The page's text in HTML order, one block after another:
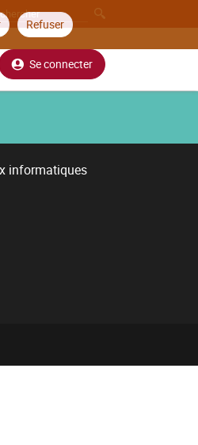
Refuser
Se connecter
informatiques